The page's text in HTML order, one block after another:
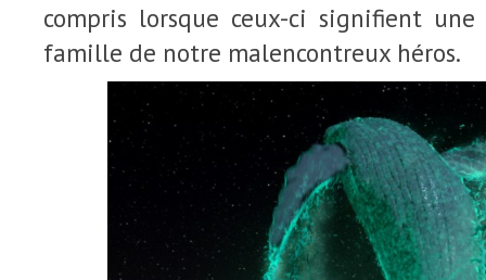
compris lorsque ceux-ci signifient
famille de notre malencontreux héros.